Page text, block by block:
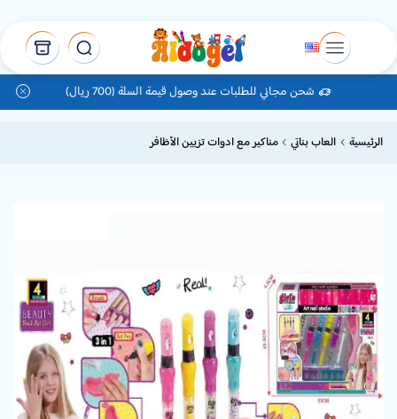
شحن مجاني للطلبات عند وصول قيمة السلة (700 ريال)
الرئيسية العاب بناتي مناكير مع ادوات تزيين الأظافر